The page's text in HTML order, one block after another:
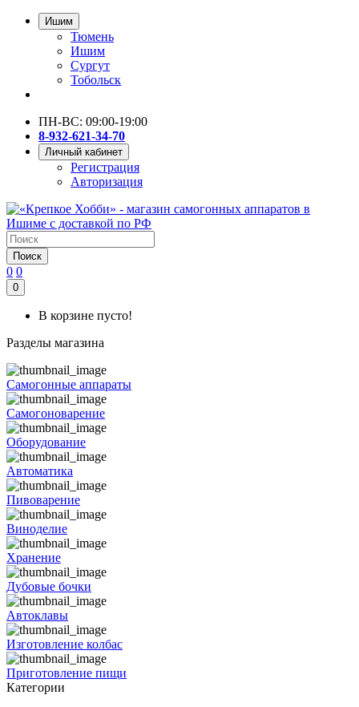
Ишим
Тюмень
Ишим
Сургут
Тобольск
ПН-ВС: 09:00-19:00
8-932-621-34-70
Личный кабинет
Регистрация
Авторизация
Поиск
0 0
0
В корзине пусто!
Разделы магазина
Самогонные аппараты
Самогоноварение
Оборудование
Автоматика
Пивоварение
Виноделие
Хранение
Дубовые бочки
Автоклавы
Изготовление колбас
Приготовление пищи
Категории